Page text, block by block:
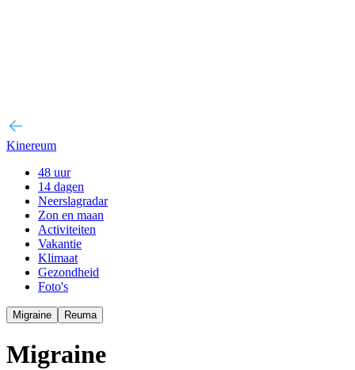
Kinereum
48 uur
14 dagen
Neerslagradar
Zon en maan
Activiteiten
Vakantie
Klimaat
Gezondheid
Foto's
Migraine Reuma
Migraine